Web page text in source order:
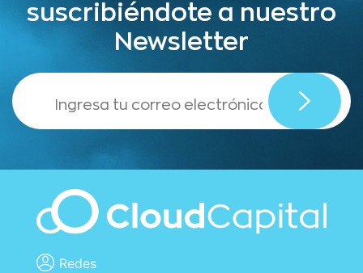
suscribiéndote a nuestro
Newsletter
,
Redes